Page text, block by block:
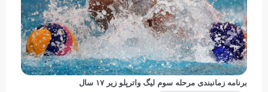
برنامه زمانبندی مرحله سوم لیگ واترپلو زیر ۱۷ سال